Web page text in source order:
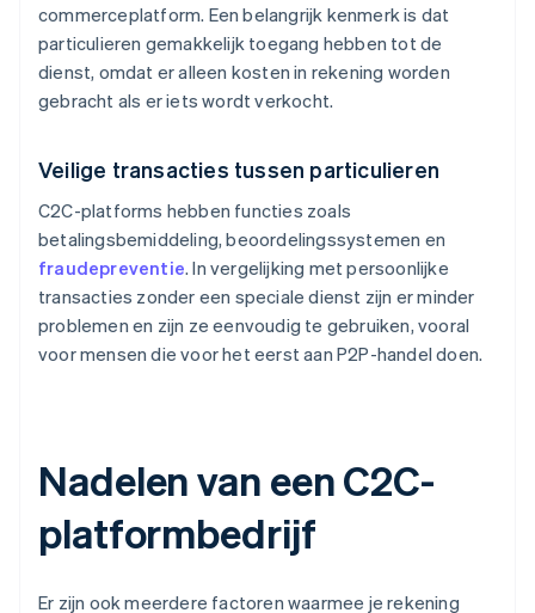
commerceplatform. Een belangrijk kenmerk is dat
particulieren gemakkelijk toegang hebben tot de
dienst, omdat er alleen kosten in rekening worden
gebracht als er iets wordt verkocht.
Veilige transacties tussen particulieren
C2C-platforms hebben functies zoals
betalingsbemiddeling, beoordelingssystemen en
fraudepreventie. In vergelijking met persoonlijke
transacties zonder een speciale dienst zijn er minder
problemen en zijn ze eenvoudig te gebruiken, vooral
voor mensen die voor het eerst aan P2P-handel doen.
Nadelen van een C2C-
platformbedrijf
Er zijn ook meerdere factoren waarmee je rekening